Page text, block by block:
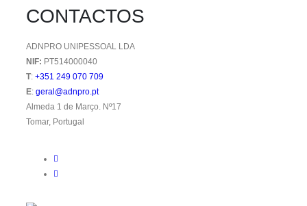
CONTACTOS
ADNPRO UNIPESSOAL LDA
NIF: PT514000040
T: +351 249 070 709
E: geral@adnpro.pt
Almeda 1 de Março. Nº17
Tomar, Portugal